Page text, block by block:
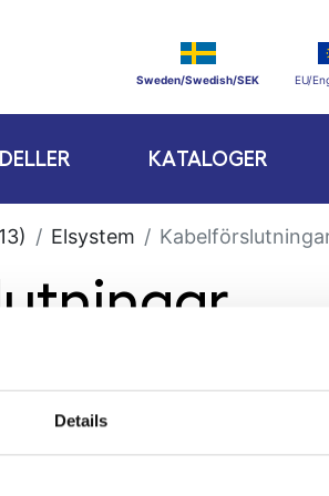
Details
Sweden/Swedish/SEK EU/
KATALOGER
Elsystem